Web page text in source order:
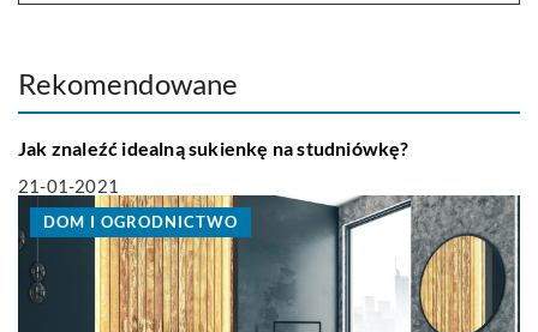
Rekomendowane
LIFE & STYLE
Jak znaleźć idealną sukienkę na studniówkę?
21-01-2021
DOM I OGRODNICTWO